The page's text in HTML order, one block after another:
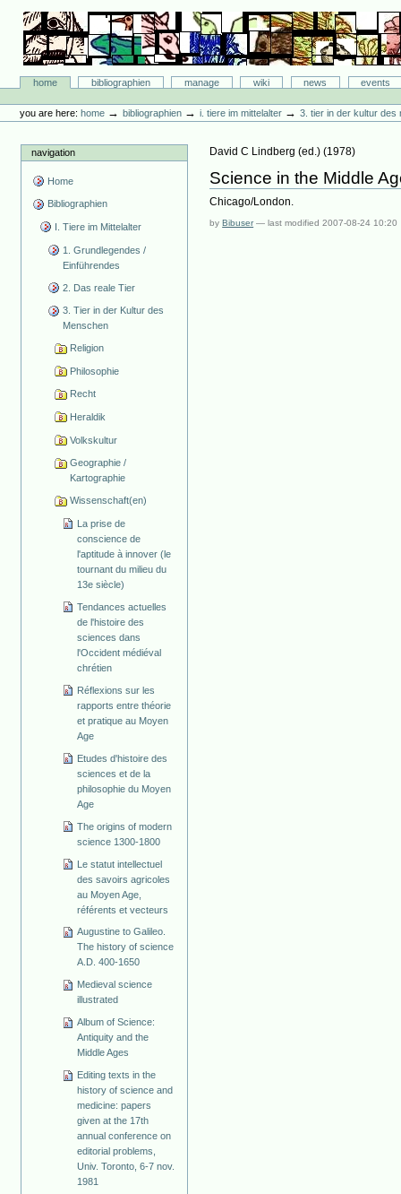
content.
navigation
Bibliographie-Portal
Sectionshome bibliographien manage wiki news
events
tools
you are here: home →bibliographien →i. tiere im mittelalter →3. tier in der kultur des
navigation
Home
Bibliographien
I. Tiere im Mittelalter
1. Grundlegendes /
Einführendes
2. Das reale Tier
3. Tier in der Kultur des
Menschen
Religion
Philosophie
Recht
Heraldik
Volkskultur
Geographie /
Kartographie
Wissenschaft(en)
La prise de
conscience de
l'aptitude à innover (le
tournant du milieu du
13e siècle)
Tendances actuelles
de l'histoire des
sciences dans
l'Occident médiéval
chrétien
Réflexions sur les
rapports entre théorie
et pratique au Moyen
Age
Etudes d'histoire des
sciences et de la
philosophie du Moyen
Age
The origins of modern
science 1300-1800
Le statut intellectuel
des savoirs agricoles
au Moyen Age,
référents et vecteurs
Augustine to Galileo.
The history of science
A.D. 400-1650
Medieval science
illustrated
Album of Science:
Antiquity and the
Middle Ages
Editing texts in the
history of science and
medicine: papers
given at the 17th
annual conference on
editorial problems,
Univ. Toronto, 6-7 nov.
1981
David C Lindberg (ed.) (1978)
Science in the Middle
Chicago/London.
byBibuser —last modified2007-08-24 10:20